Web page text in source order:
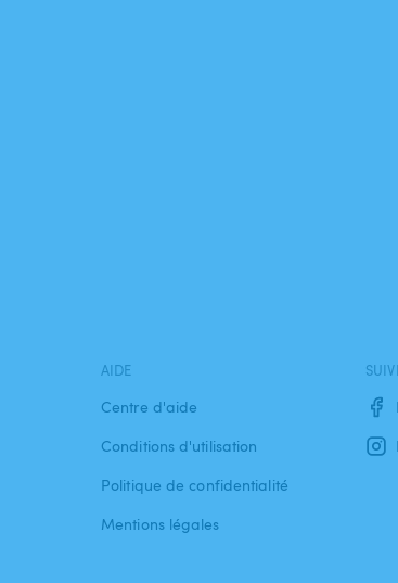
AIDE
Centre d'aide
Conditions d'utilisation
Politique de confidentialité
Mentions légales